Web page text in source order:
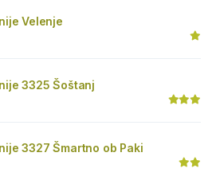
Velenje
3325 Šoštanj
3327 Šmartno ob Paki